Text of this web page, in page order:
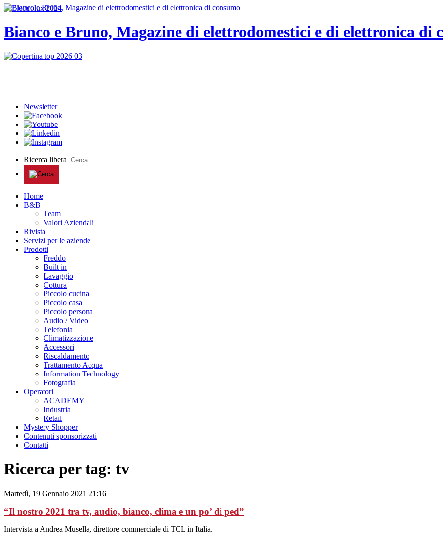
Bianco e Bruno, Magazine di elettrodomestici e di elettronica di
Newsletter
Ricerca libera
Home
B&B
Team
Valori Aziendali
Rivista
Servizi per le aziende
Prodotti
Freddo
Built in
Lavaggio
Cottura
Piccolo cucina
Piccolo casa
Piccolo persona
Audio / Video
Telefonia
Climatizzazione
Accessori
Riscaldamento
Trattamento Acqua
Information Technology
Fotografia
Operatori
ACADEMY
Industria
Retail
Mystery Shopper
Contenuti sponsorizzati
Contatti
Ricerca per tag: tv
Martedì, 19 Gennaio 2021 21:16
“Il nostro 2021 tra tv, audio, bianco, clima e un po’ di ped”
Intervista a Andrea Musella, direttore commerciale di TCL in Italia.